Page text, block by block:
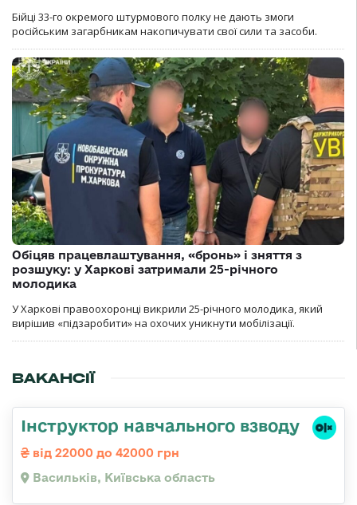
Бійці 33-го окремого штурмового полку не дають змоги
російським загарбникам накопичувати свої сили та засоби.
Обіцяв працевлаштування, «бронь» і зняття з
розшуку: у Харкові затримали 25-річного
молодика
У Харкові правоохоронці викрили 25-річного молодика, який
вирішив «підзаробити» на охочих уникнути мобілізації.
ВАКАНСІЇ
Інструктор навчального взводу
від 22000 до 42000 грн
Васильків, Київська область